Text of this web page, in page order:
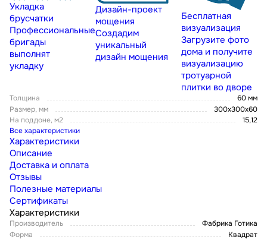
Укладка
брусчатки
Профессиональные
бригады
выполнят
укладку
Дизайн-проект
мощения
Создадим
уникальный
дизайн мощения
Бесплатная
визуализация
Загрузите фото
дома и получите
визуализацию
тротуарной
плитки во дворе
Толщина
60 мм
Размер, мм
300х300х60
На поддоне, м2
15,12
Все характеристики
Характеристики
Описание
Доставка и оплата
Отзывы
Полезные материалы
Сертификаты
Характеристики
Производитель
Фабрика Готика
Форма
Квадрат